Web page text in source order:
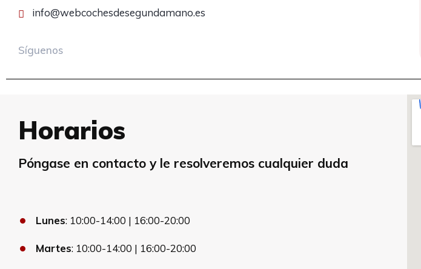
info@webcochesdesegundamano.es
Síguenos
Horarios
Póngase en contacto y le resolveremos cualquier duda
Lunes: 10:00-14:00 | 16:00-20:00
Martes: 10:00-14:00 | 16:00-20:00